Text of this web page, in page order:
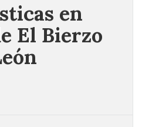
en
El Bierzo